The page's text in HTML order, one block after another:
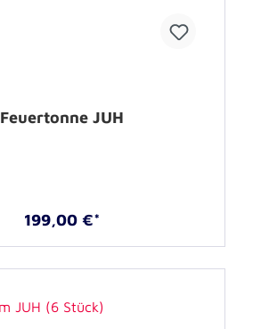
Feuertonne JUH
199,00 €*